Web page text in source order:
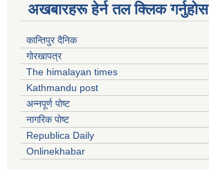
अखबारहरू हेर्न तल क्लिक गर्नुहोस
कान्तिपुर दैनिक
गोरखापत्र
The himalayan times
Kathmandu post
अन्नपूर्ण पोष्ट
नागरिक पोष्ट
Republica Daily
Onlinekhabar